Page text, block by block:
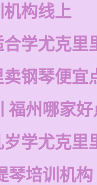
构线上
学尤克里
钢琴便宜
福州哪家好
学尤克里
琴培训机构